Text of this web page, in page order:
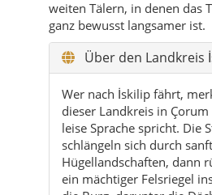
Wer nach İskilip fährt,
dieser Landkreis in Çorum
leise Sprache spricht. Die
schlängeln sich durch
Hügellandschaften, dann
ein mächtiger Felsriegel
die Burg, darunter die
Zwischen den Häusern
Gassen, kleine Plätze und
denen Zeit eher in
Minuten gemessen wird.